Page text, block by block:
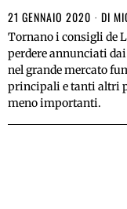
21 GENNAIO 2020 DI
Tornano i consigli de
perdere annunciati
nel grande mercato
principali e tanti altri
meno importanti.